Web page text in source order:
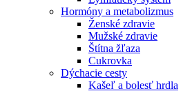
Hormóny a metabolizmus
Ženské zdravie
Mužské zdravie
Štítna žľaza
Cukrovka
Dýchacie cesty
Kašeľ a bolesť hrdla